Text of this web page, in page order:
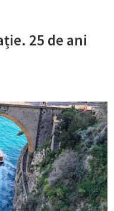
25 de ani